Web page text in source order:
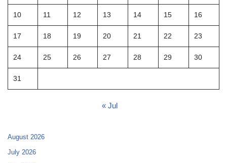
10 11 12 13 14 15 16
17 18 19 20 21 22 23
24 25 26 27 28 29 30
31
« Jul
August 2026
July 2026